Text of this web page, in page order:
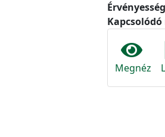
Megnéz